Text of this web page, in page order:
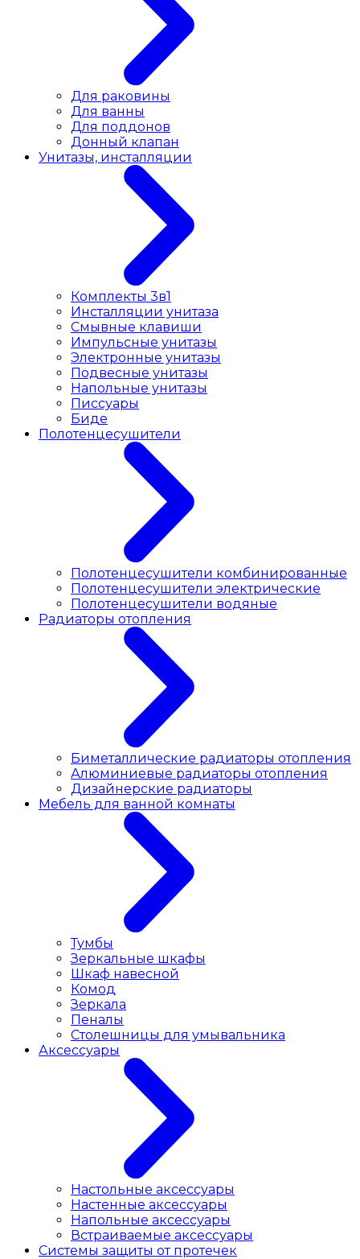
Для раковины
Для ванны
Для поддонов
Донный клапан
Унитазы, инсталляции
Комплекты 3в1
Инсталляции унитаза
Смывные клавиши
Импульсные унитазы
Электронные унитазы
Подвесные унитазы
Напольные унитазы
Писсуары
Биде
Полотенцесушители
Полотенцесушители комбинированные
Полотенцесушители электрические
Полотенцесушители водяные
Радиаторы отопления
Биметаллические радиаторы отопления
Алюминиевые радиаторы отопления
Дизайнерские радиаторы
Мебель для ванной комнаты
Тумбы
Зеркальные шкафы
Шкаф навесной
Комод
Зеркала
Пеналы
Столешницы для умывальника
Аксессуары
Настольные аксессуары
Настенные аксессуары
Напольные аксессуары
Встраиваемые аксессуары
Системы защиты от протечек